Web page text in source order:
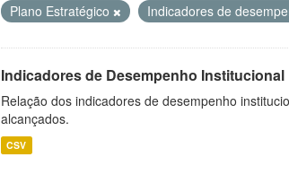
Plano Estratégico
Indicadores de
Indicadores de Desempenho Institucional
Relação dos indicadores de desempenho
alcançados.
CSV